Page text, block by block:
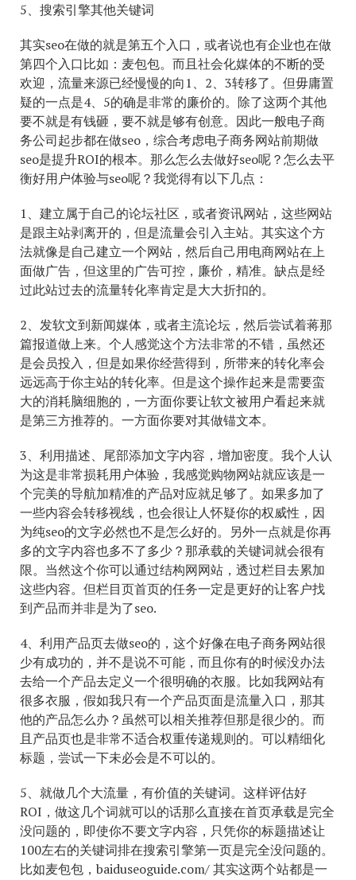
5、搜索引擎其他关键词
其实seo在做的就是第五个入口，或者说也有企业也在做
第四个入口比如：麦包包。而且社会化媒体的不断的受
欢迎，流量来源已经慢慢的向1、2、3转移了。但毋庸置
疑的一点是4、5的确是非常的廉价的。除了这两个其他
要不就是有钱砸，要不就是够有创意。因此一般电子商
务公司起步都在做seo，综合考虑电子商务网站前期做
seo是提升ROI的根本。那么怎么去做好seo呢？怎么去平
衡好用户体验与seo呢？我觉得有以下几点：
1、建立属于自己的论坛社区，或者资讯网站，这些网站
是跟主站剥离开的，但是流量会引入主站。其实这个方
法就像是自己建立一个网站，然后自己用电商网站在上
面做广告，但这里的广告可控，廉价，精准。缺点是经
过此站过去的流量转化率肯定是大大折扣的。
2、发软文到新闻媒体，或者主流论坛，然后尝试着蒋那
篇报道做上来。个人感觉这个方法非常的不错，虽然还
是会员投入，但是如果你经营得到，所带来的转化率会
远远高于你主站的转化率。但是这个操作起来是需要蛮
大的消耗脑细胞的，一方面你要让软文被用户看起来就
是第三方推荐的。一方面你要对其做锚文本。
3、利用描述、尾部添加文字内容，增加密度。我个人认
为这是非常损耗用户体验，我感觉购物网站就应该是一
个完美的导航加精准的产品对应就足够了。如果多加了
一些内容会转移视线，也会很让人怀疑你的权威性，因
为纯seo的文字必然也不是怎么好的。另外一点就是你再
多的文字内容也多不了多少？那承载的关键词就会很有
限。当然这个你可以通过结构网网站，透过栏目去累加
这些内容。但栏目页首页的任务一定是更好的让客户找
到产品而并非是为了seo.
4、利用产品页去做seo的，这个好像在电子商务网站很
少有成功的，并不是说不可能，而且你有的时候没办法
去给一个产品去定义一个很明确的衣服。比如我网站有
很多衣服，假如我只有一个产品页面是流量入口，那其
他的产品怎么办？虽然可以相关推荐但那是很少的。而
且产品页也是非常不适合权重传递规则的。可以精细化
标题，尝试一下未必会是不可以的。
5、就做几个大流量，有价值的关键词。这样评估好
ROI，做这几个词就可以的话那么直接在首页承载是完全
没问题的，即使你不要文字内容，只凭你的标题描述让
100左右的关键词排在搜索引擎第一页是完全没问题的。
比如麦包包，baiduseoguide.com/ 其实这两个站都是一